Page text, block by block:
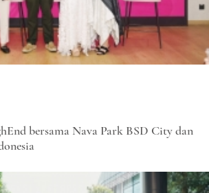
bersama Nava Park BSD City dan